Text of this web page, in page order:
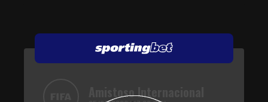
Amistoso Internacional